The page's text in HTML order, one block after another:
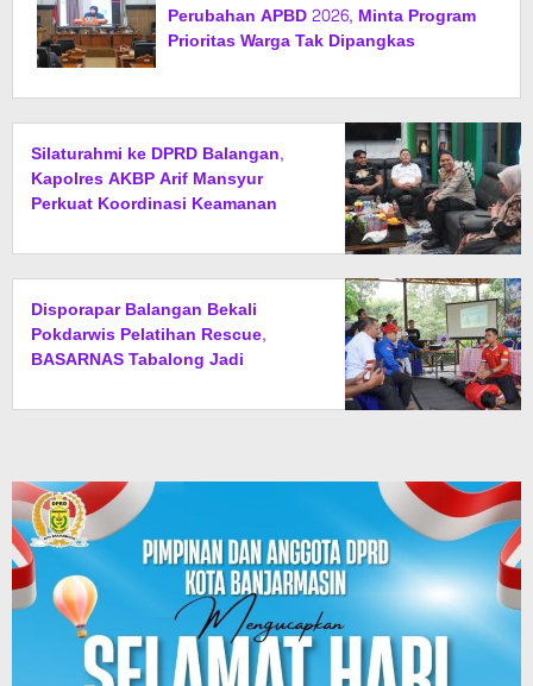
Perubahan APBD 2026, Minta Program
Prioritas Warga Tak Dipangkas
Silaturahmi ke DPRD Balangan,
Kapolres AKBP Arif Mansyur
Perkuat Koordinasi Keamanan
Disporapar Balangan Bekali
Pokdarwis Pelatihan Rescue,
BASARNAS Tabalong Jadi